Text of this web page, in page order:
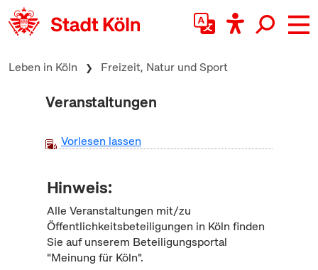
zum Inhalt springen
Leben in Köln Freizeit, Natur und Sport
Veranstaltungen
Vorlesen lassen
Hinweis:
Alle Veranstaltungen mit/zu
Öffentlichkeitsbeteiligungen in Köln finden
Sie auf unserem Beteiligungsportal
"Meinung für Köln".